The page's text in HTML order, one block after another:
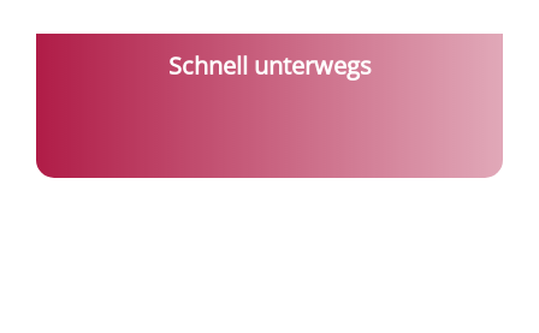
Schnell unterwegs